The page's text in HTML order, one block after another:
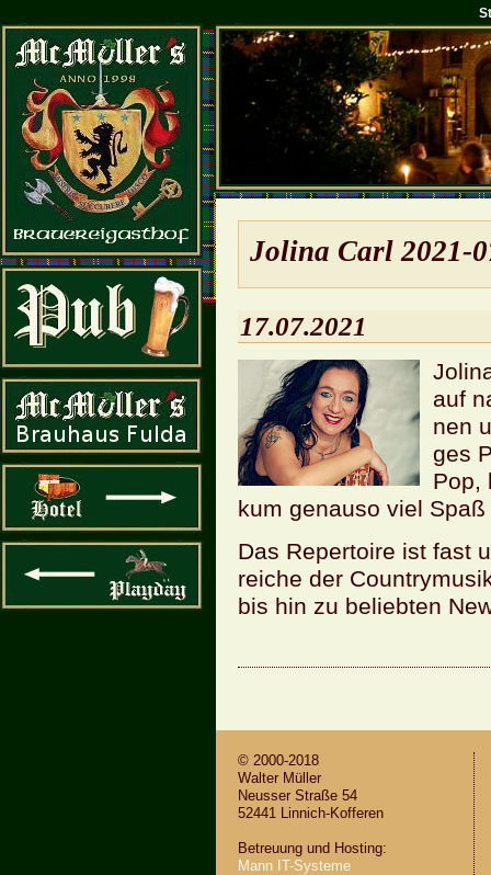
Jo­li­na Carl 2021-
17.07.2021
auf
nen
ges
Pop,
kum ge­nau­so viel
Das Re­per­toire ist fast
rei­che der
bis hin zu be­lieb­ten
© 2000-2018
Wal­ter Mül­ler
Neus­ser Stra­ße 54
52441 Lin­nich-Kof­fe­ren
Be­treu­ung und Hos­ting:
Mann IT-Sys­te­me